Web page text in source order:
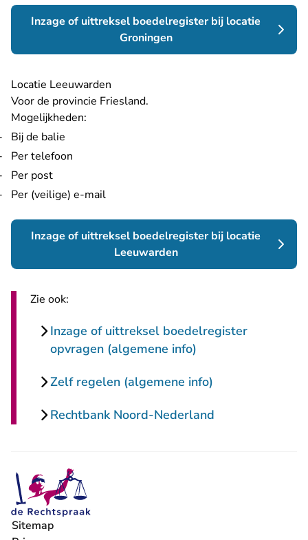
Inzage of uittreksel boedelregister bij locatie
Groningen
Locatie Leeuwarden
Voor de provincie Friesland.
Mogelijkheden:
Bij de balie
Per telefoon
Per post
Per (veilige) e-mail
Inzage of uittreksel boedelregister bij locatie
Leeuwarden
Zie ook:
Inzage of uittreksel boedelregister
opvragen (algemene info)
Zelf regelen (algemene info)
Rechtbank Noord-Nederland
Sitemap